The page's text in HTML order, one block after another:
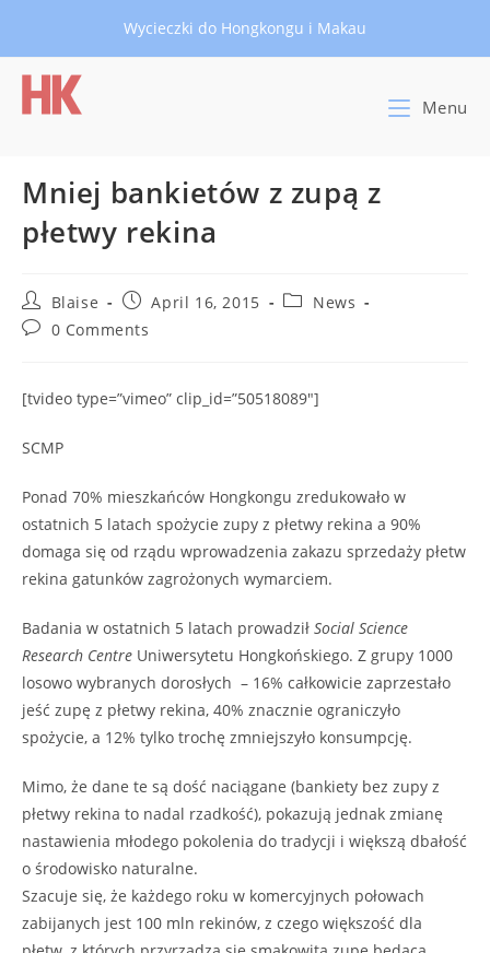
Wycieczki do Hongkongu i Makau
Menu
Mniej bankietów z zupą z
płetwy rekina
Post
author:
Blaise
Post
published:
April 16, 2015
PostNews
Post0 Comments
[tvideo type=”vimeo” clip_id=”50518089″]
SCMP
Ponad 70% mieszkańców Hongkongu zredukowało w
ostatnich 5 latach spożycie zupy z płetwy rekina a 90%
domaga się od rządu wprowadzenia zakazu sprzedaży płetw
rekina gatunków zagrożonych wymarciem.
Badania w ostatnich 5 latach prowadził Social Science
Research Centre Uniwersytetu Hongkońskiego. Z grupy 1000
losowo wybranych dorosłych – 16% całkowicie zaprzestało
jeść zupę z płetwy rekina, 40% znacznie ograniczyło
spożycie, a 12% tylko trochę zmniejszyło konsumpcję.
Mimo, że dane te są dość naciągane (bankiety bez zupy z
płetwy rekina to nadal rzadkość), pokazują jednak zmianę
nastawienia młodego pokolenia do tradycji i większą dbałość
o środowisko naturalne.
Szacuje się, że każdego roku w komercyjnych połowach
zabijanych jest 100 mln rekinów, z czego większość dla